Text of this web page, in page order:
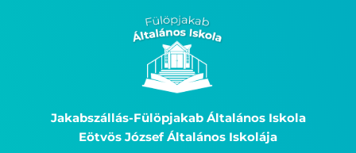
Jakabszállás-Fülöpjakab Általános Iskola
Eötvös József Általános Iskolája